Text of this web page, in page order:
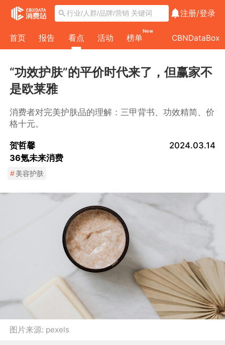
注册/登录
首页 报告 看点 活动 榜单
New
CBNDataBox
“功效护肤”的平价时代来了，但赢家不
是欧莱雅
消费者对完美护肤品的理解：三甲背书、功效精简、价
格十元。
贺哲馨
36氪未来消费
2024.03.14
#美容护肤
图片来源: pexels